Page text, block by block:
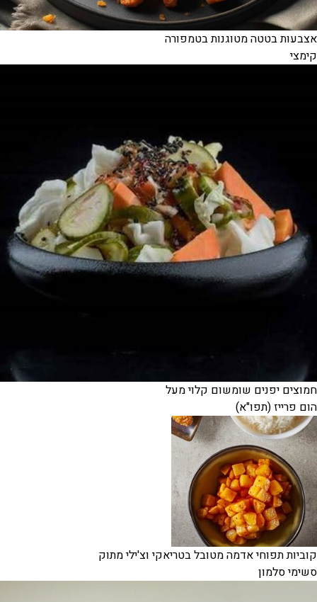
אצבעות בטטה מטוגנות בטמפורה
קימצי
חמוצים יפנים שומשום קלוי מעל
הום פרייז (תפו"א)
קוביות תפוחי אדמה מטובל בטריאקי וצ'ילי מתוק
סשימי סלמון